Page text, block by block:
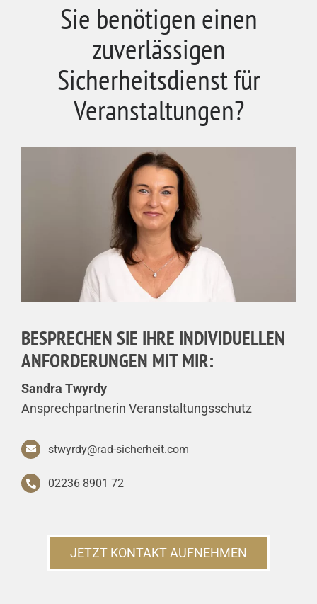
Sie benötigen einen
zuverlässigen
Sicherheitsdienst für
Veranstaltungen?
BESPRECHEN SIE IHRE INDIVIDUELLEN
ANFOR­DERUNGEN MIT MIR:
Sandra Twyrdy
Ansprechpartnerin Veranstaltungsschutz
stwyrdy@rad-sicherheit.com
02236 8901 72
JETZT KONTAKT AUFNEHMEN